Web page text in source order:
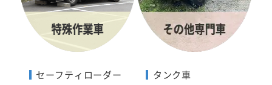
セーフティローダー
タンク車